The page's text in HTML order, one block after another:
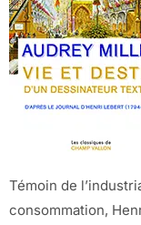
Témoin de
consommation,